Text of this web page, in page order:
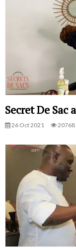
Secret De Sac
26 Oct 2021 20768